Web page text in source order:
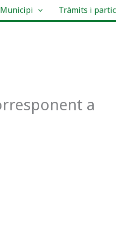
Municipi Tràmits i
a